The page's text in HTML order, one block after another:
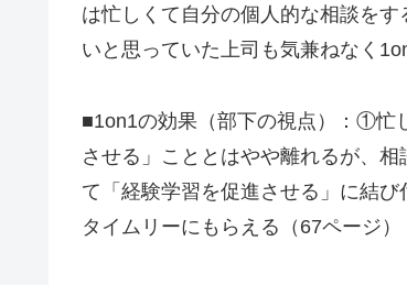
は忙しくて自分の個人的な相談を
いと思っていた上司も気兼ねなく
■1on1の効果（部下の視点）：①忙
させる」こととはやや離れるが、
て「経験学習を促進させる」に結
タイムリーにもらえる（67ページ）